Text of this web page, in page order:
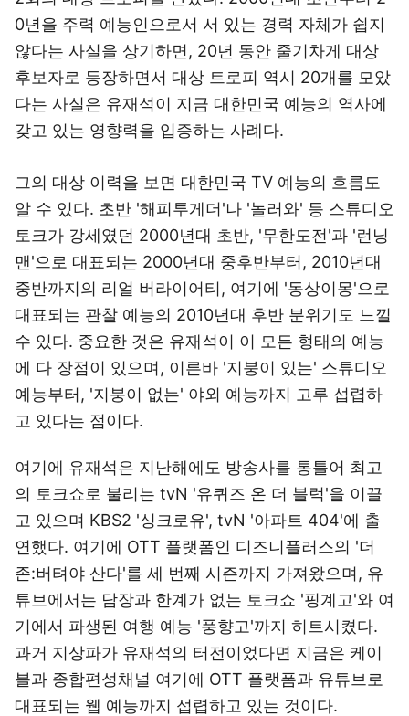
0년을 주력 예능인으로서 서 있는 경력 자체가 쉽지
않다는 사실을 상기하면, 20년 동안 줄기차게 대상
후보자로 등장하면서 대상 트로피 역시 20개를 모았
다는 사실은 유재석이 지금 대한민국 예능의 역사에
갖고 있는 영향력을 입증하는 사례다.
그의 대상 이력을 보면 대한민국 TV 예능의 흐름도
알 수 있다. 초반 '해피투게더'나 '놀러와' 등 스튜디오
토크가 강세였던 2000년대 초반, '무한도전'과 '런닝
맨'으로 대표되는 2000년대 중후반부터, 2010년대
중반까지의 리얼 버라이어티, 여기에 '동상이몽'으로
대표되는 관찰 예능의 2010년대 후반 분위기도 느낄
수 있다. 중요한 것은 유재석이 이 모든 형태의 예능
에 다 장점이 있으며, 이른바 '지붕이 있는' 스튜디오
예능부터, '지붕이 없는' 야외 예능까지 고루 섭렵하
고 있다는 점이다.
여기에 유재석은 지난해에도 방송사를 통틀어 최고
의 토크쇼로 불리는 tvN '유퀴즈 온 더 블럭'을 이끌
고 있으며 KBS2 '싱크로유', tvN '아파트 404'에 출
연했다. 여기에 OTT 플랫폼인 디즈니플러스의 '더
존:버텨야 산다'를 세 번째 시즌까지 가져왔으며, 유
튜브에서는 담장과 한계가 없는 토크쇼 '핑계고'와 여
기에서 파생된 여행 예능 '풍향고'까지 히트시켰다.
과거 지상파가 유재석의 터전이었다면 지금은 케이
블과 종합편성채널 여기에 OTT 플랫폼과 유튜브로
대표되는 웹 예능까지 섭렵하고 있는 것이다.